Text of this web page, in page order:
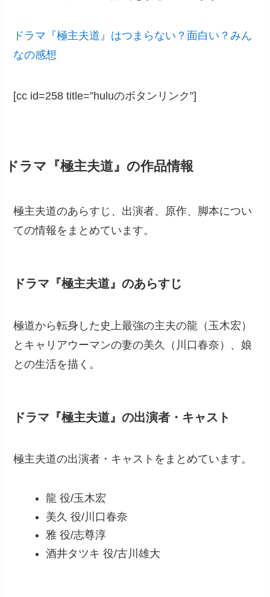
ドラマ『極主夫道』はつまらない？面白い？みん
なの感想
[cc id=258 title=”huluのボタンリンク”]
ドラマ『極主夫道』の作品情報
極主夫道のあらすじ、出演者、原作、脚本につい
ての情報をまとめています。
ドラマ『極主夫道』のあらすじ
極道から転身した史上最強の主夫の龍（玉木宏）
とキャリアウーマンの妻の美久（川口春奈）、娘
との生活を描く。
ドラマ『極主夫道』の出演者・キャスト
極主夫道の出演者・キャストをまとめています。
龍 役/玉木宏
美久 役/川口春奈
雅 役/志尊淳
酒井タツキ 役/古川雄大